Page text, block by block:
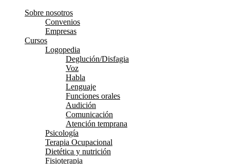
Sobre nosotros
Convenios
Empresas
Cursos
Logopedia
Deglución/Disfagia
Voz
Habla
Lenguaje
Funciones orales
Audición
Comunicación
Atención temprana
Psicología
Terapia Ocupacional
Dietética y nutrición
Fisioterapia